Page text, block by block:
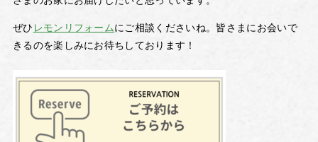
ぜひ レモンリフォームにご相談くださいね。皆さまにお会いで
きるのを楽しみにお待ちしております！